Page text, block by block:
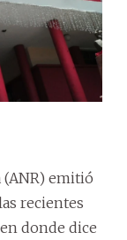
(ANR) emitió
recientes
donde dice